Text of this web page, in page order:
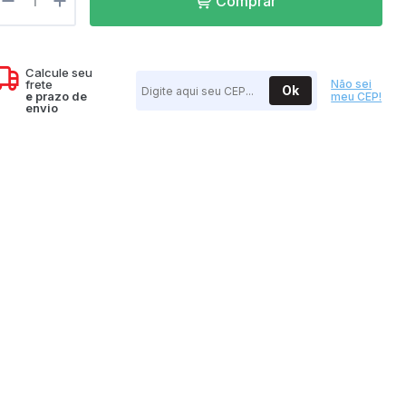
07h as 17h
Calcule seu
frete
e prazo de
envio
Ok
Não sei
meu CEP!